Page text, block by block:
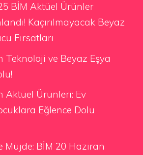
BİM Aktüel Ürünler
Kaçırılmayacak Beyaz
Fırsatları
Teknoloji ve Beyaz Eşya
Aktüel Ürünleri: Ev
Eğlence Dolu
Müjde: BİM 20 Haziran